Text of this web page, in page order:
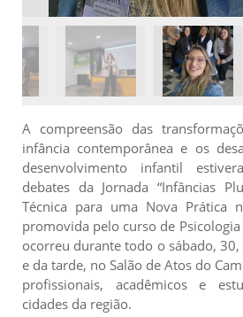
A compreensão das
infância contemporânea e os
desenvolvimento infantil
debates da Jornada “Infâncias
Técnica para uma Nova Prática
promovida pelo curso de
ocorreu durante todo o sábado,
e da tarde, no Salão de Atos do
profissionais, acadêmicos e
cidades da região.